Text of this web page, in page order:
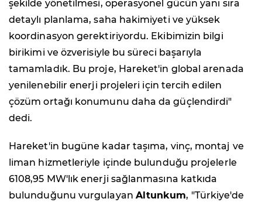
şekilde yönetilmesi, operasyonel gücün yanı sıra
detaylı planlama, saha hakimiyeti ve yüksek
koordinasyon gerektiriyordu. Ekibimizin bilgi
birikimi ve özverisiyle bu süreci başarıyla
tamamladık. Bu proje, Hareket'in global arenada
yenilenebilir enerji projeleri için tercih edilen
çözüm ortağı konumunu daha da güçlendirdi"
dedi.
Hareket'in bugüne kadar taşıma, vinç, montaj ve
liman hizmetleriyle içinde bulunduğu projelerle
6108,95 MW'lık enerji sağlanmasına katkıda
bulunduğunu vurgulayan Altunkum, "Türkiye'de